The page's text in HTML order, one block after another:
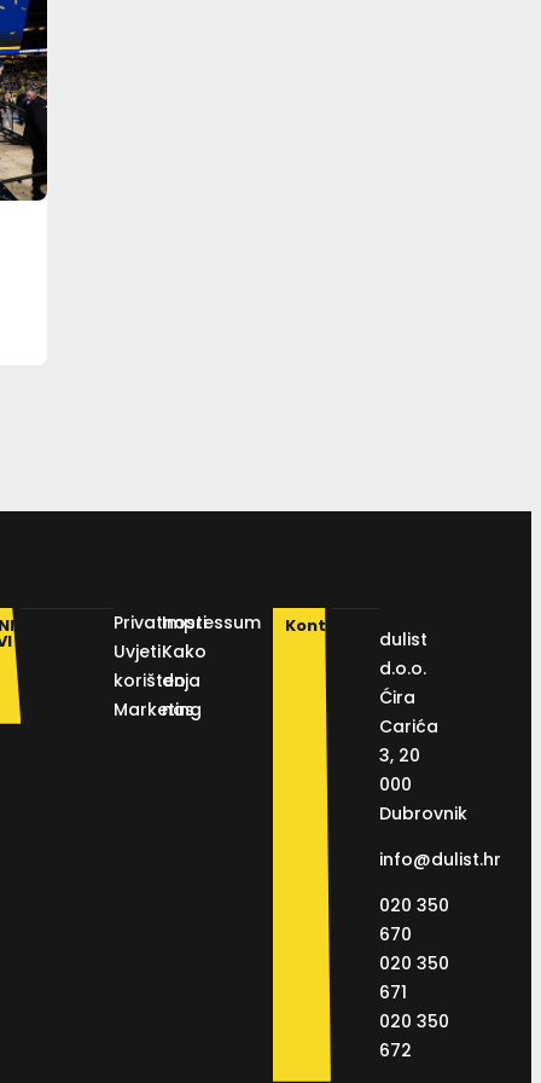
Privatnosti
Uvjeti
korištenja
Marketing
Impressum
Kako
do
nas
Kontakt
dulist
d.o.o.
Ćira
Carića
3, 20
000
Dubrovnik
info@dulist.hr
020 350
670
020 350
671
020 350
672